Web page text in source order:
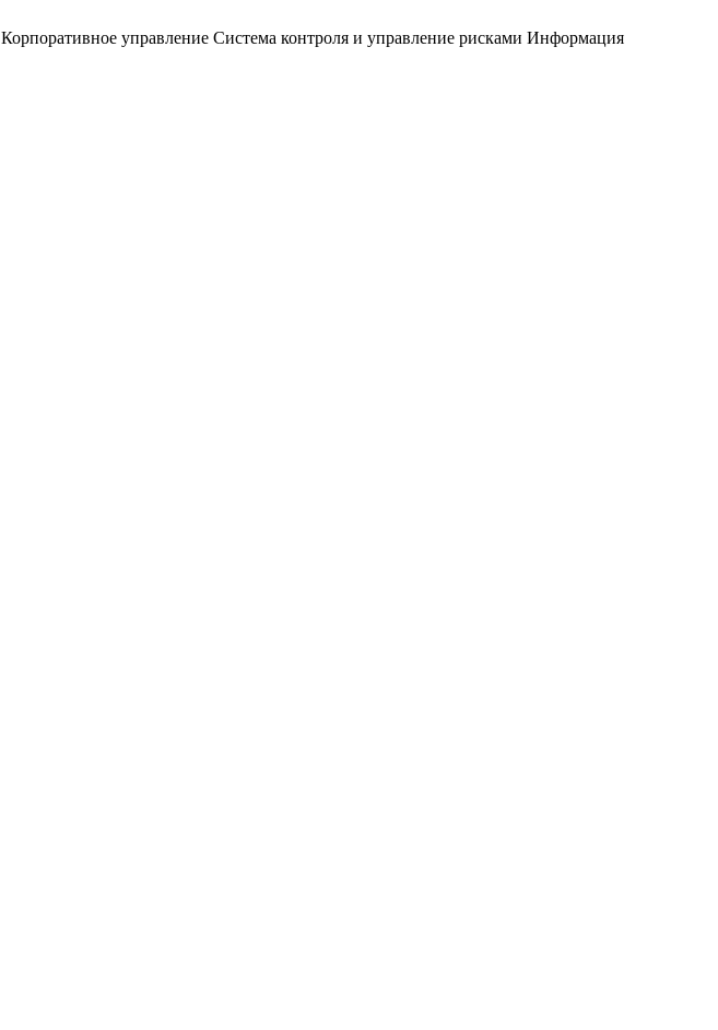
Корпоративное управление Система контроля и управление рисками Информация